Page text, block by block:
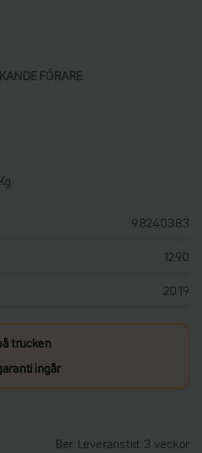
FÖRARE
98240383
1290
2019
trucken
ingår
Ber. Leveranstid: 3 veckor